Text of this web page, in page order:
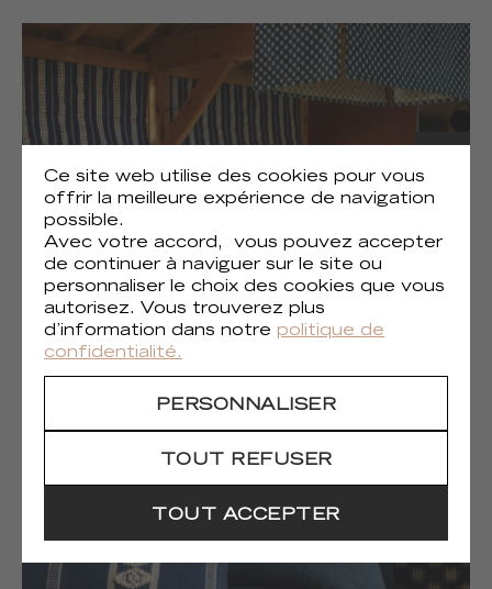
Onomichi (6)
Ce site web utilise des cookies pour vous
offrir la meilleure expérience de navigation
possible.
Avec votre accord, vous pouvez accepter
de continuer à naviguer sur le site ou
personnaliser le choix des cookies que vous
autorisez. Vous trouverez plus
d’information dans notre politique de
confidentialité.
PERSONNALISER
TOUT REFUSER
TOUT ACCEPTER